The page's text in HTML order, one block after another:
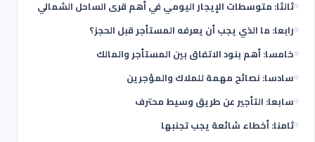
ثالثا: متوسطات الإيجار اليومي في أهم قرى الساحل الشمالي
رابعا: ما الذي يجب أن يعرفه المستأجر قبل الحجز؟
خامسا: أهم بنود الاتفاق بين المستأجر والمالك
سادسا: نصائح مهمة للملاك والمؤجرين
سابعا: التأجير عن طريق وسيط محترف
ثامنا: أخطاء شائعة يجب تجنبها